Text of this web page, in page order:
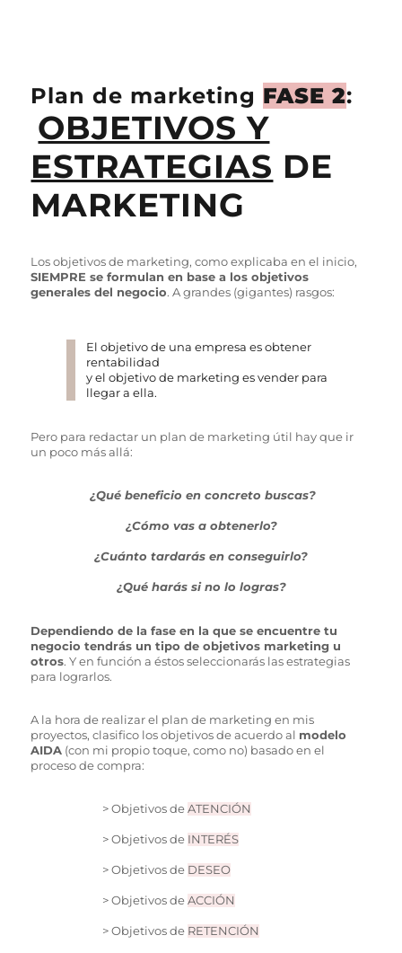
Plan de marketing FASE 2:
OBJETIVOS Y
ESTRATEGIAS DE
MARKETING
Los objetivos de marketing, como explicaba en el inicio,
SIEMPRE se formulan en base a los objetivos
generales del negocio. A grandes (gigantes) rasgos:
El objetivo de una empresa es obtener
rentabilidad
y el objetivo de marketing es vender para
llegar a ella.
Pero para redactar un plan de marketing útil hay que ir
un poco más allá:
¿Qué beneficio en concreto buscas?
¿Cómo vas a obtenerlo?
¿Cuánto tardarás en conseguirlo?
¿Qué harás si no lo logras?
Dependiendo de la fase en la que se encuentre tu
negocio tendrás un tipo de objetivos marketing u
otros. Y en función a éstos seleccionarás las estrategias
para lograrlos.
A la hora de realizar el plan de marketing en mis
proyectos, clasifico los objetivos de acuerdo al modelo
AIDA (con mi propio toque, como no) basado en el
proceso de compra:
> Objetivos deATENCIÓN
> Objetivos de INTERÉS
> Objetivos de DESEO
> Objetivos deACCIÓN
> Objetivos de RETENCIÓN